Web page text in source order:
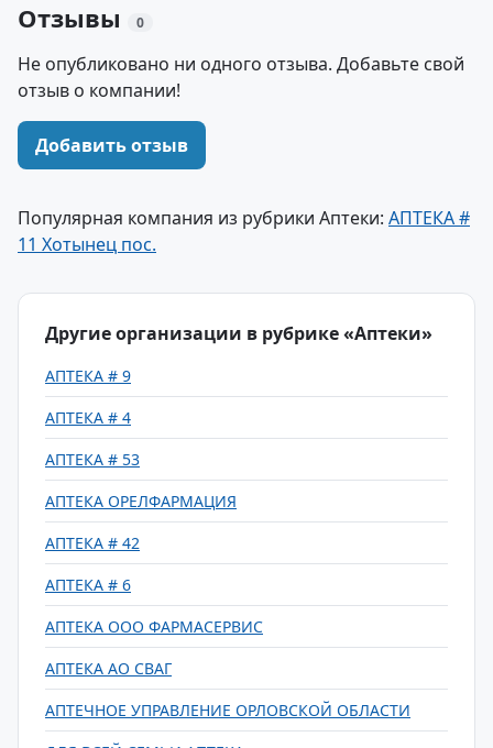
Отзывы 0
Не опубликовано ни одного отзыва. Добавьте свой
отзыв о компании!
Добавить отзыв
Популярная компания из рубрики Аптеки: АПТЕКА #
11 Хотынец пос.
Другие организации в рубрике «Аптеки»
АПТЕКА # 9
АПТЕКА # 4
АПТЕКА # 53
АПТЕКА ОРЕЛФАРМАЦИЯ
АПТЕКА # 42
АПТЕКА # 6
АПТЕКА ООО ФАРМАСЕРВИС
АПТЕКА АО СВАГ
АПТЕЧНОЕ УПРАВЛЕНИЕ ОРЛОВСКОЙ ОБЛАСТИ